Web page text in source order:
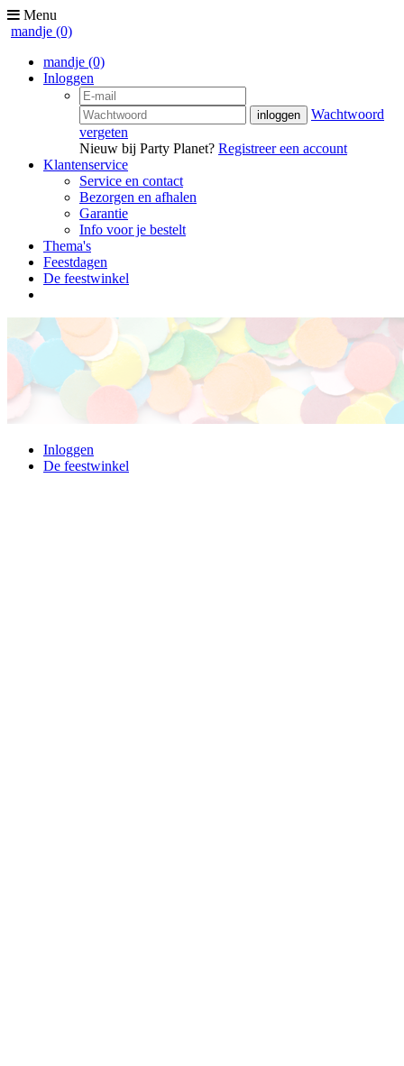
Menu
mandje (0)
mandje (0)
Inloggen
Wachtwoord
vergeten
Nieuw bij Party Planet? Registreer een account
Klantenservice
Service en contact
Bezorgen en afhalen
Garantie
Info voor je bestelt
Thema's
Feestdagen
De feestwinkel
Inloggen
De feestwinkel